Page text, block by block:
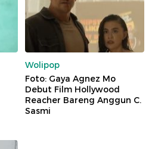
Wolipop
Foto: Gaya Agnez Mo
Debut Film Hollywood
Reacher Bareng Anggun C.
Sasmi